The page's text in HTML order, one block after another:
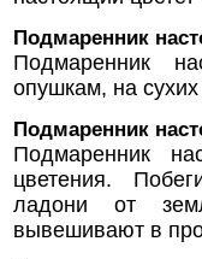
Подмаренник
Подмаренник
опушкам, на
Подмаренник
Подмаренник
цветения.
ладони от
вывешивают в